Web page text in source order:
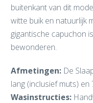
buitenkant van dit
witte buik en natuurlijk
gigantische capuchon
bewonderen.
Afmetingen: De
lang (inclusief muts) en
Wasinstructies: